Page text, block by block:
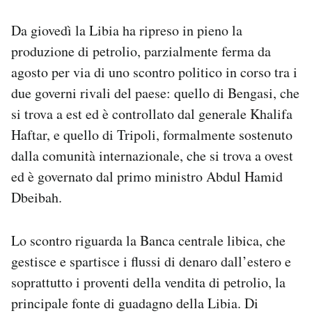
CALENDARIO
AREA PERSONALE
Area Personale
Newsletter
Notifiche mobile
Regala il Post
Da giovedì la Libia ha ripreso in pieno la
produzione di petrolio, parzialmente ferma da
agosto per via di uno scontro politico in corso tra i
due governi rivali del paese: quello di Bengasi, che
si trova a est ed è controllato dal generale Khalifa
Haftar, e quello di Tripoli, formalmente sostenuto
dalla comunità internazionale, che si trova a ovest
ed è governato dal primo ministro Abdul Hamid
Dbeibah.
Lo scontro riguarda la Banca centrale libica, che
gestisce e spartisce i flussi di denaro dall’estero e
soprattutto i proventi della vendita di petrolio, la
principale fonte di guadagno della Libia. Di